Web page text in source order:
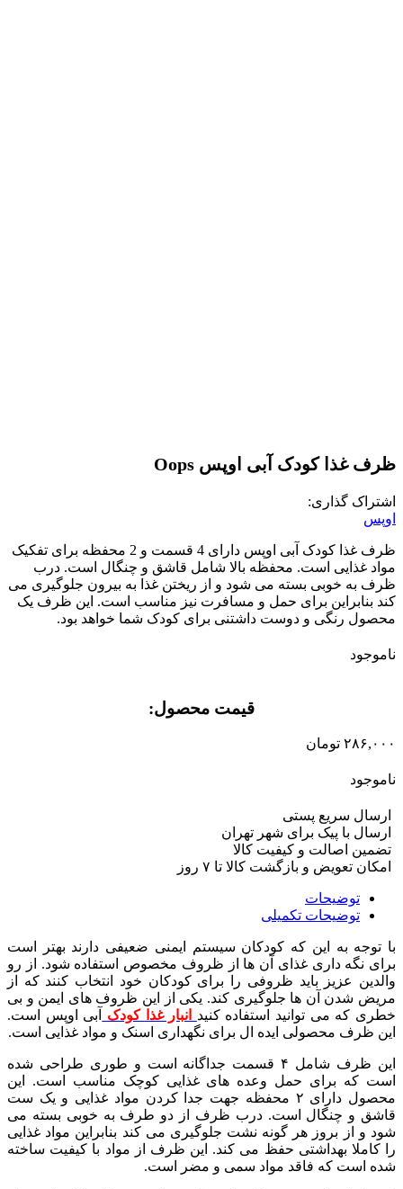
ظرف غذا کودک آبی اوپس Oops
اشتراک گذاری:
اوپس
ظرف غذا کودک آبی اوپس دارای 4 قسمت و 2 محفظه برای تفکیک
مواد غذایی است. محفظه بالا شامل قاشق و چنگال است. درب
ظرف به خوبی بسته می شود و از ریختن غذا به بیرون جلوگیری می
کند بنابراین برای حمل و مسافرت نیز مناسب است. این ظرف یک
محصول رنگی و دوست داشتنی برای کودک شما خواهد بود.
ناموجود
قیمت محصول:​
۲۸۶,۰۰۰ تومان
ناموجود
ارسال سریع پستی
ارسال با پیک برای شهر تهران
تضمین اصالت و کیفیت کالا
امکان تعویض و بازگشت کالا تا ۷ روز
توضیحات
توضیحات تکمیلی
با توجه به این که کودکان سیستم ایمنی ضعیفی دارند بهتر است
برای نگه داری غذای آن ها از ظروف مخصوص استفاده شود. از رو
والدین عزیز باید ظروفی را برای کودکان خود انتخاب کنند که از
مریض شدن آن ها جلوگیری کند. یکی از این ظروف های ایمن و بی
خطری که می توانید استفاده کنید انبار غذا کودک
آبی اوپس است.
این ظرف محصولی ایده ال برای نگهداری اسنک و مواد غذایی است.
این ظرف شامل ۴ قسمت جداگانه است و طوری طراحی شده
است که برای حمل وعده های غذایی کوچک مناسب است. این
محصول دارای ۲ محفظه جهت جدا کردن مواد غذایی و یک ست
قاشق و چنگال است. درب ظرف از دو طرف به خوبی بسته می
شود و از بروز هر گونه نشت جلوگیری می کند بنابراین مواد غذایی
را کاملا بهداشتی حفظ می کند. این ظرف از مواد با کیفیت ساخته
شده است که فاقد مواد سمی و مضر است.